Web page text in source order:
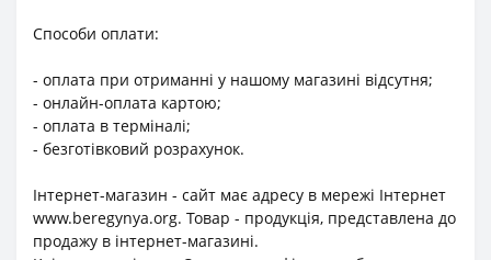
Способи оплати:
- оплата при отриманні у нашому магазині відсутня;
- онлайн-оплата картою;
- оплата в терміналі;
- безготівковий розрахунок.
Інтернет-магазин - сайт має адресу в мережі Інтернет
www.beregynya.org. Товар - продукція, представлена до
продажу в інтернет-магазині.